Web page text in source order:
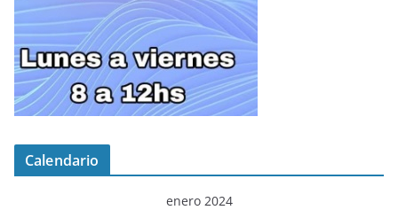
Calendario
enero 2024